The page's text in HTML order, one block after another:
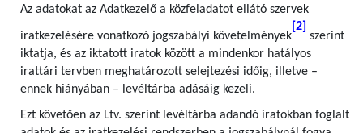
Az adatokat az Adatkezelő a közfeladatot ellátó szervek
iratkezelésére vonatkozó jogszabályi követelmények
[2]
szerint
iktatja, és az iktatott iratok között a mindenkor hatályos
irattári tervben meghatározott selejtezési időig, illetve –
ennek hiányában – levéltárba adásáig kezeli.
Ezt követően az Ltv. szerint levéltárba adandó iratokban foglalt